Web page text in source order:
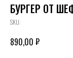
БУРГЕР ОТ
SKU:
890,00 ₽